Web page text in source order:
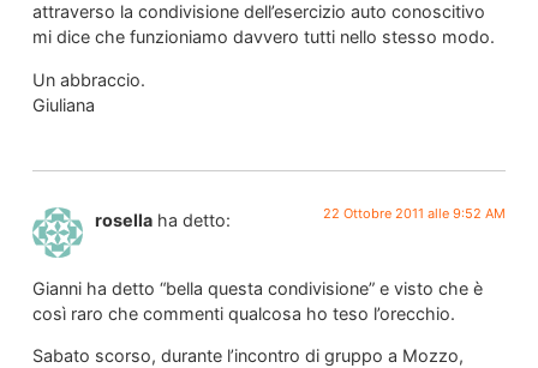
attraverso la condivisione dell’esercizio auto conoscitivo
mi dice che funzioniamo davvero tutti nello stesso modo.
Un abbraccio.
Giuliana
rosella ha detto: 22 Ottobre 2011 alle 9:52 AM
Gianni ha detto “bella questa condivisione” e visto che è
così raro che commenti qualcosa ho teso l’orecchio.
Sabato scorso, durante l’incontro di gruppo a Mozzo,